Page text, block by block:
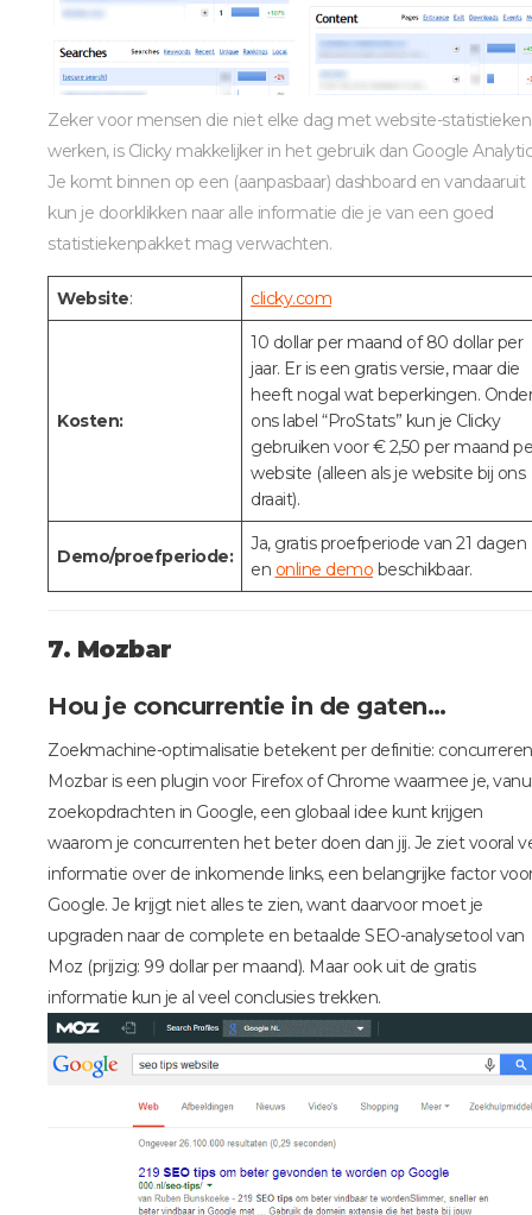
Zeker voor mensen die niet elke dag met website-statistieken
werken, is Clicky makkelijker in het gebruik dan Google
Je komt binnen op een (aanpasbaar) dashboard en vandaaruit
kun je doorklikken naar alle informatie die je van een goed
statistiekenpakket mag verwachten.
Website: clicky.com
Kosten:
10 dollar per maand of 80 dollar per
jaar. Er is een gratis versie, maar die
heeft nogal wat beperkingen. Onder
ons label “ProStats” kun je Clicky
gebruiken voor € 2,50 per maand
website (alleen als je website bij ons
draait).
Demo/proefperiode:
Ja, gratis proefperiode van 21 dagen
en online demo beschikbaar.
7. Mozbar
Hou je concurrentie in de gaten…
Zoekmachine-optimalisatie betekent per definitie:
Mozbar is een plugin voor Firefox of Chrome waarmee je,
zoekopdrachten in Google, een globaal idee kunt krijgen
waarom je concurrenten het beter doen dan jij. Je ziet vooral
informatie over de inkomende links, een belangrijke factor
Google. Je krijgt niet alles te zien, want daarvoor moet je
upgraden naar de complete en betaalde SEO-analysetool van
Moz (prijzig: 99 dollar per maand). Maar ook uit de gratis
informatie kun je al veel conclusies trekken.